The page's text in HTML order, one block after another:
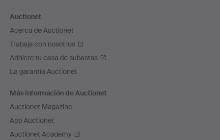
Auctionet
Acerca de Auctionet
Trabaja con nosotros
Adhiere tu casa de subastas
La garantía Auctionet
Más información de Auctionet
Auctionet Magazine
App Auctionet
Auctionet Academy